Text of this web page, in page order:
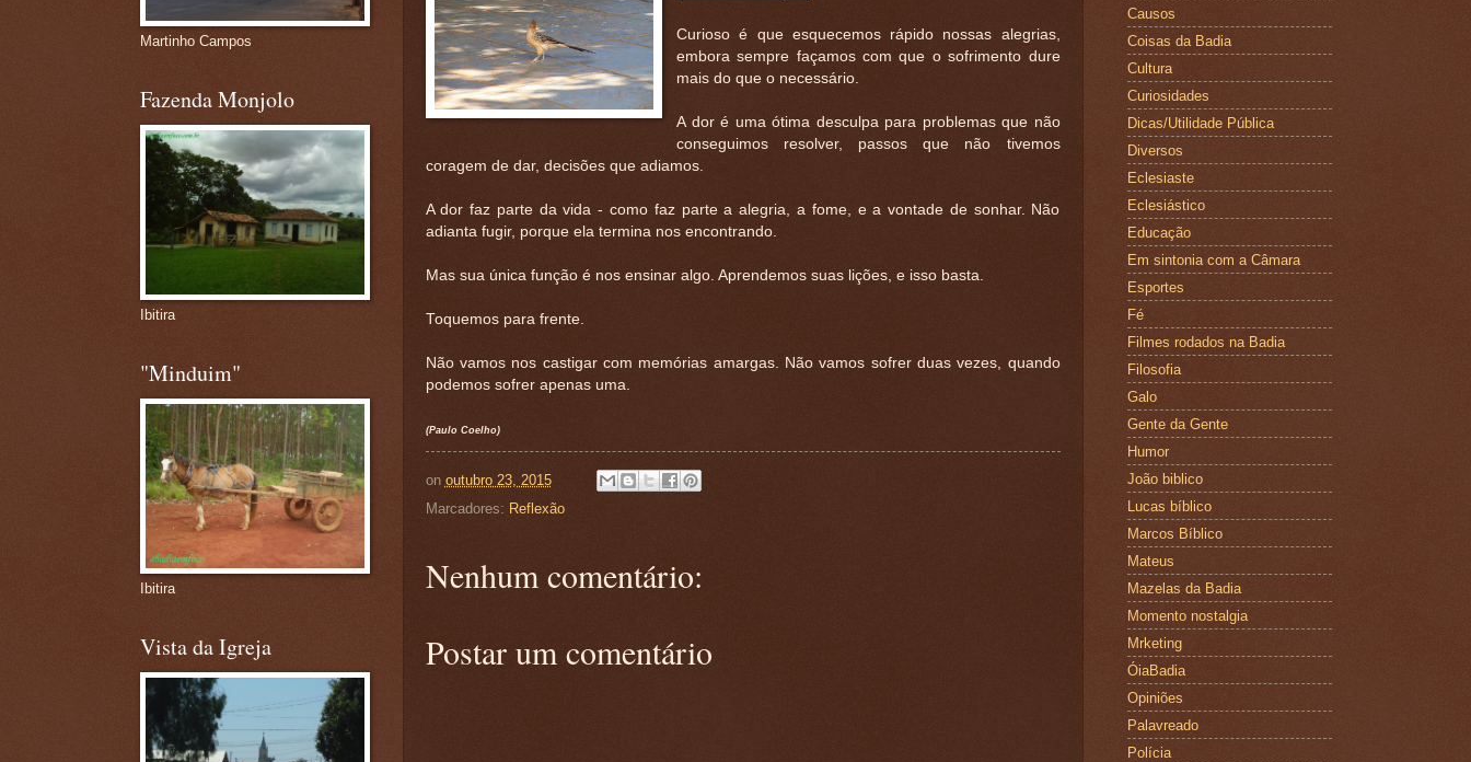
Curioso é que esquecemos rápido nossas alegrias,
embora sempre façamos com que o sofrimento dure
mais do que o necessário.
A dor é uma ótima desculpa para problemas que não
conseguimos resolver, passos que não tivemos
coragem de dar, decisões que adiamos.
A dor faz parte da vida - como faz parte a alegria, a fome, e a vontade de sonhar. Não
adianta fugir, porque ela termina nos encontrando.
Mas sua única função é nos ensinar algo. Aprendemos suas lições, e isso basta.
Toquemos para frente.
Não vamos nos castigar com memórias amargas. Não vamos sofrer duas vezes, quando
podemos sofrer apenas uma.
(Paulo Coelho)
on outubro 23, 2015
Marcadores: Reflexão
Nenhum comentário:
Postar um comentário
Martinho Campos
Fazenda Monjolo
Ibitira
"Minduim"
Ibitira
Vista da Igreja
Causos
Coisas da Badia
Cultura
Curiosidades
Dicas/Utilidade Pública
Diversos
Eclesiaste
Eclesiástico
Educação
Em sintonia com a Câmara
Esportes
Fé
Filmes rodados na Badia
Filosofia
Galo
Gente da Gente
Humor
João biblico
Lucas bíblico
Marcos Bíblico
Mateus
Mazelas da Badia
Momento nostalgia
Mrketing
ÓiaBadia
Opiniões
Palavreado
Polícia